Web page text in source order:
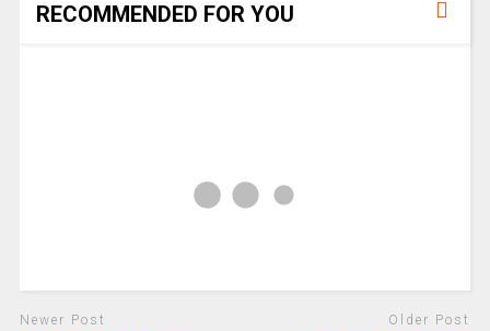
RECOMMENDED FOR YOU
Newer Post Older Post